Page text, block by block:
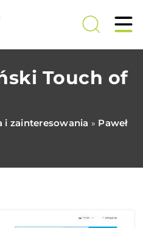
Touch of
i zainteresowania » Paweł